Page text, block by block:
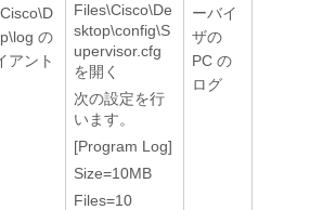
の
アント
Files\Cisco\De
sktop\config\S
upervisor.cfg
を開く
次の設定を行
います。
[Program Log]
Size=10MB
Files=10
ーバイ
ザの
PC の
ログ